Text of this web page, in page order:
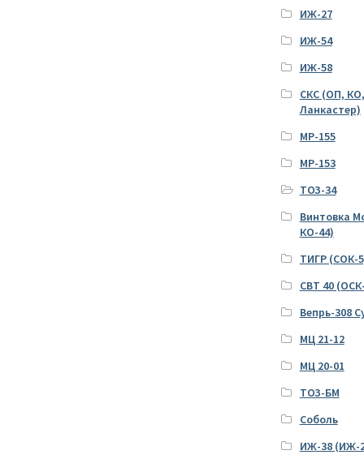
ИЖ-27
ИЖ-54
ИЖ-58
СКС (ОП,
Ланкастер)
МР-155
МР-153
ТОЗ-34
Винтовка
КО-44)
ТИГР (СОК-
СВТ 40
Вепрь-308
МЦ 21-12
МЦ 20-01
ТОЗ-БМ
Соболь
ИЖ-38 (ИЖ-